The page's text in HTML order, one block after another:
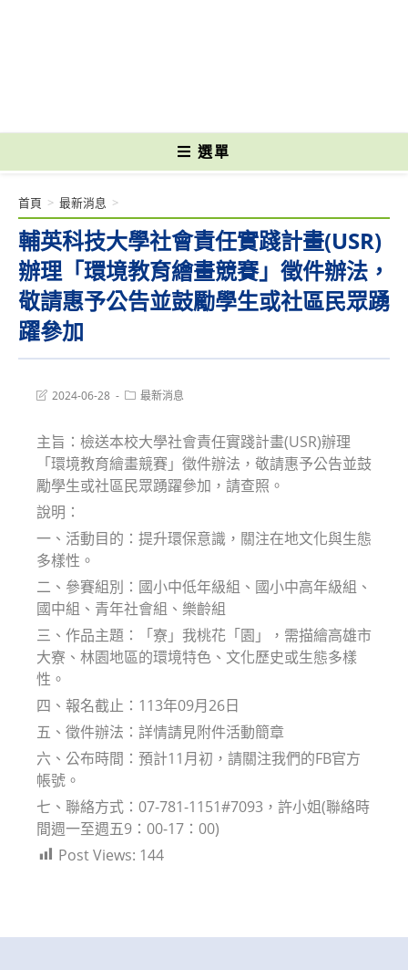
選單
輔英科技大學社會責任實踐計畫(USR)
辦理「環境教育繪畫競賽」徵件辦法，
敬請惠予公告並鼓勵學生或社區民眾踴
躍參加
首頁 > 最新消息 >
Post2024-06-28
Post最新消息
主旨：檢送本校大學社會責任實踐計畫(USR)辦理
「環境教育繪畫競賽」徵件辦法，敬請惠予公告並鼓
勵學生或社區民眾踴躍參加，請查照。
說明：
一、活動目的：提升環保意識，關注在地文化與生態
多樣性。
二、參賽組別：國小中低年級組、國小中高年級組、
國中組、青年社會組、樂齡組
三、作品主題：「寮」我桃花「園」，需描繪高雄市
大寮、林園地區的環境特色、文化歷史或生態多樣
性。
四、報名截止：113年09月26日
五、徵件辦法：詳情請見附件活動簡章
六、公布時間：預計11月初，請關注我們的FB官方
帳號。
七、聯絡方式：07-781-1151#7093，許小姐(聯絡時
間週一至週五9：00-17：00)
Post Views: 144